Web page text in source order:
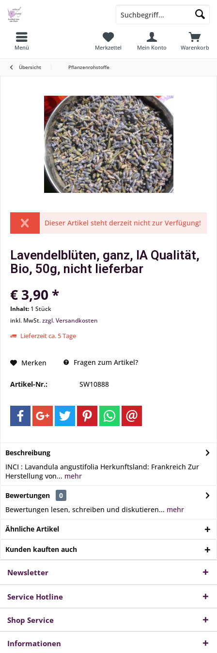
Menü Warenkorb
Merkzettel Mein Konto
Übersicht Pflanzenrohstoffe
Dieser Artikel steht derzeit nicht zur Verfügung!
Lavendelblüten, ganz, IA Qualität,
Bio, 50g, nicht lieferbar
€ 3,90 *
Inhalt: 1 Stück
inkl. MwSt.zzgl. Versandkosten
Lieferzeit ca. 5 Tage
Merken Fragen zum Artikel?
Artikel-Nr.: SW10888
Beschreibung
INCI : Lavandula angustifolia Herkunftsland: Frankreich Zur
Herstellung von... mehr
Bewertungen
0
Bewertungen lesen, schreiben und diskutieren... mehr
Ähnliche Artikel
Kunden kauften auch
Newsletter
Service Hotline
Shop Service
Informationen